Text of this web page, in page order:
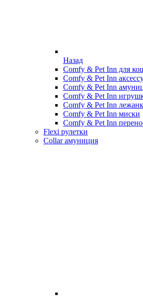
Назад
Comfy & Pet Inn для
Comfy & Pet Inn
Comfy & Pet Inn
Comfy & Pet Inn
Comfy & Pet Inn
Comfy & Pet Inn миски
Comfy & Pet Inn
Flexi рулетки
Collar амуниция